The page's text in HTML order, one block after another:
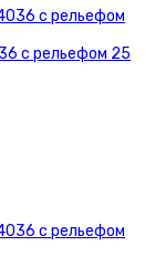
с рельефом 25